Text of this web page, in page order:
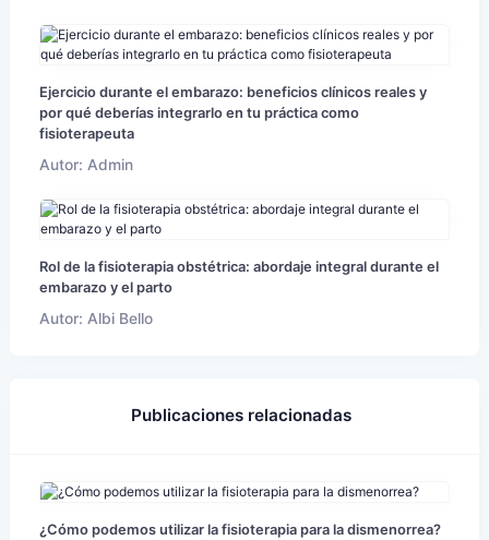
Ejercicio durante el embarazo: beneficios clínicos reales y
por qué deberías integrarlo en tu práctica como
fisioterapeuta
Autor: Admin
Rol de la fisioterapia obstétrica: abordaje integral durante el
embarazo y el parto
Autor: Albi Bello
Publicaciones relacionadas
¿Cómo podemos utilizar la fisioterapia para la dismenorrea?